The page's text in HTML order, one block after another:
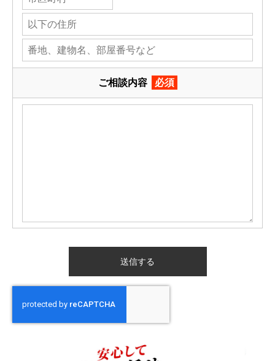
ご相談内容 必須